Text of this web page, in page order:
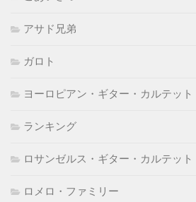
アサド兄弟
ガロト
ヨーロピアン・ギター・カルテット
ランキング
ロサンゼルス・ギター・カルテット
ロメロ・ファミリー